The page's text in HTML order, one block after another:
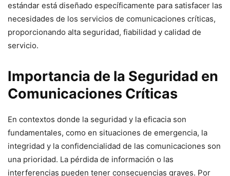
estándar está diseñado específicamente para satisfacer las
necesidades de los servicios de comunicaciones críticas,
proporcionando alta seguridad, fiabilidad y calidad de
servicio.
Importancia de la Seguridad en
Comunicaciones Críticas
En contextos donde la seguridad y la eficacia son
fundamentales, como en situaciones de emergencia, la
integridad y la confidencialidad de las comunicaciones son
una prioridad. La pérdida de información o las
interferencias pueden tener consecuencias graves. Por